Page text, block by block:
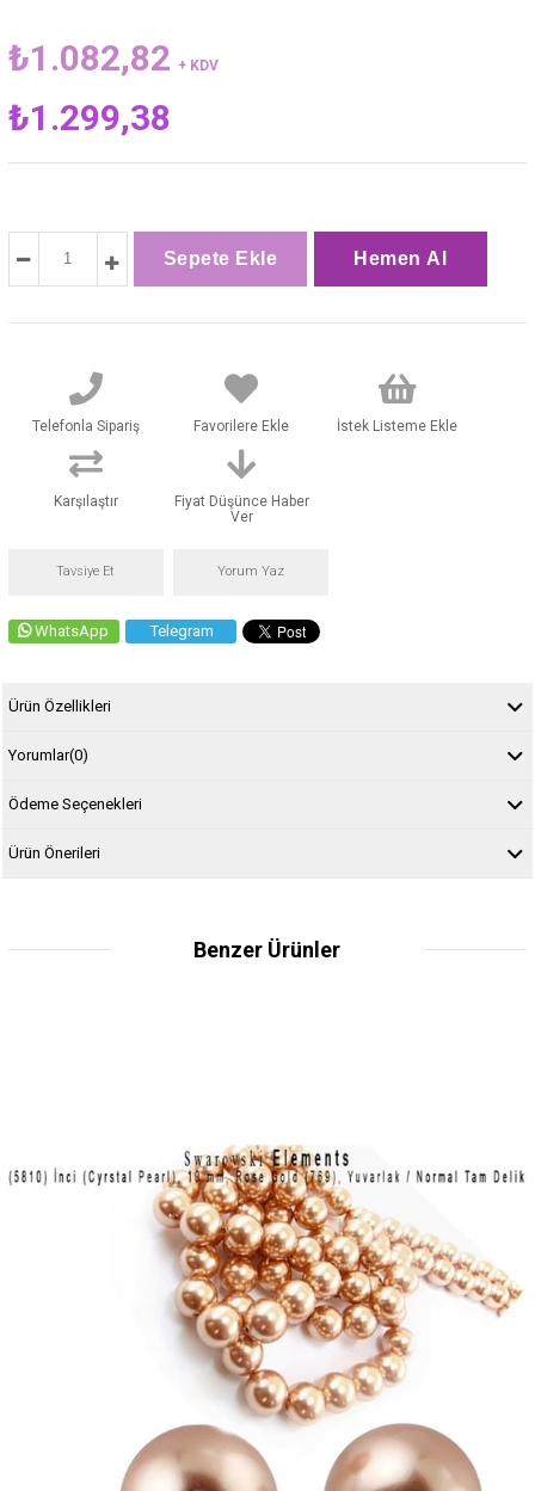
₺1.082,82 + KDV
₺1.299,38
Telefonla Sipariş Favorilere Ekle İstek Listeme Ekle
Karşılaştır
Fiyat Düşünce Haber
Ver
Tavsiye Et Yorum Yaz
WhatsApp Telegram
Ürün Özellikleri
Yorumlar(0)
Ödeme Seçenekleri
Ürün Önerileri
Benzer Ürünler